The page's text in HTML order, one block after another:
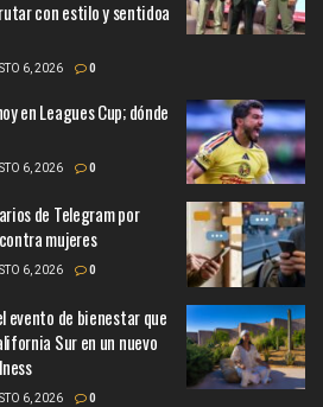
con estilo y sentidoa
6, 2026 0
en Leagues Cup; dónde
6, 2026 0
de Telegram por
mujeres
6, 2026 0
evento de bienestar que
Sur en un nuevo
6, 2026 0